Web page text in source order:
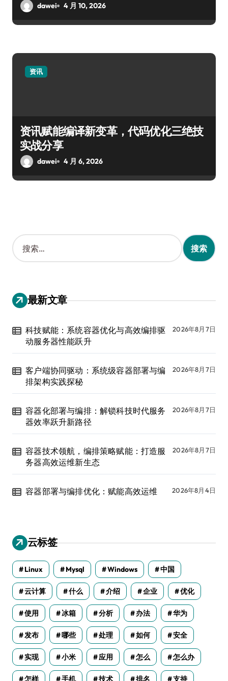
dawei 4 月 10, 2026
资讯
资讯赋能编译新变革，代码优化三绝技
实战分享
dawei 4 月 6, 2026
搜
索
：
最新文章
科技赋能：系统容器优化与高效编排驱
动服务器性能跃升
2026年8月7日
客户端协同驱动：系统级容器部署与编
排架构实践探秘
2026年8月7日
容器化部署与编排：解锁科技时代服务
器效率跃升新路径
2026年8月7日
容器技术领航，编排策略赋能：打造服
务器高效运维新生态
2026年8月7日
容器部署与编排优化：赋能高效运维 2026年8月4日
云标签
Linux Mysql Windows 中国
云计算 什么 介绍 企业 优化
使用 冰箱 分析 办法 华为
发布 哪些 处理 如何 安全
实现 小米 应用 怎么 怎么办
怎样 手机 技术 排名 支持